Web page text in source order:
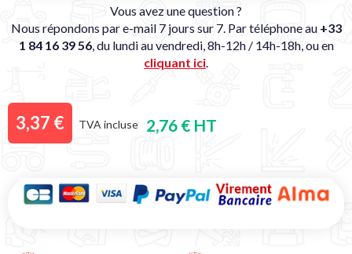
Vous avez une question ?
Nous répondons par e-mail 7 jours sur 7. Par téléphone au +33
1 84 16 39 56, du lundi au vendredi, 8h-12h / 14h-18h, ou en
cliquant ici.
3,37 € TVA incluse 2,76 € HT